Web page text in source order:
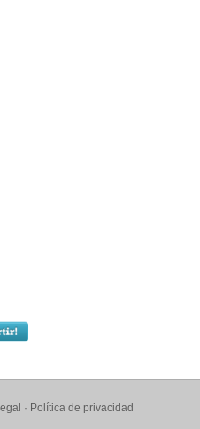
· Política de privacidad